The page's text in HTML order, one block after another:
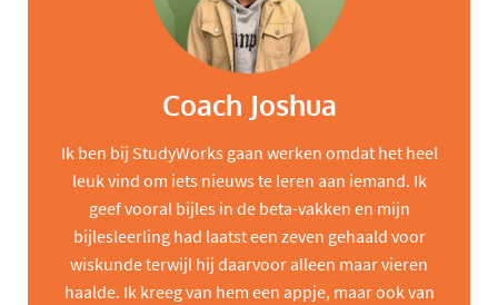
Coach Joshua
Ik ben bij StudyWorks gaan werken omdat het heel
leuk vind om iets nieuws te leren aan iemand. Ik
geef vooral bijles in de beta-vakken en mijn
bijlesleerling had laatst een zeven gehaald voor
wiskunde terwijl hij daarvoor alleen maar vieren
haalde. Ik kreeg van hem een appje, maar ook van